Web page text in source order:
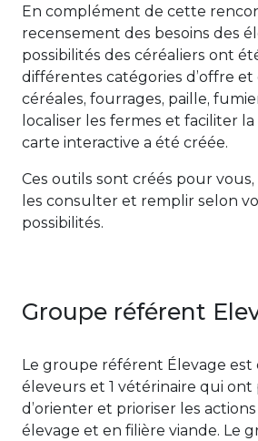
En complément de cette
recensement des besoins des
possibilités des céréaliers ont
différentes catégories d’offre et
céréales, fourrages, paille,
localiser les fermes et faciliter
carte interactive a été créée.
Ces outils sont créés pour vous,
les consulter et remplir selon
possibilités.
Groupe référent
Le groupe référent Élevage est
éleveurs et 1 vétérinaire qui
d’orienter et prioriser les
élevage et en filière viande. Le